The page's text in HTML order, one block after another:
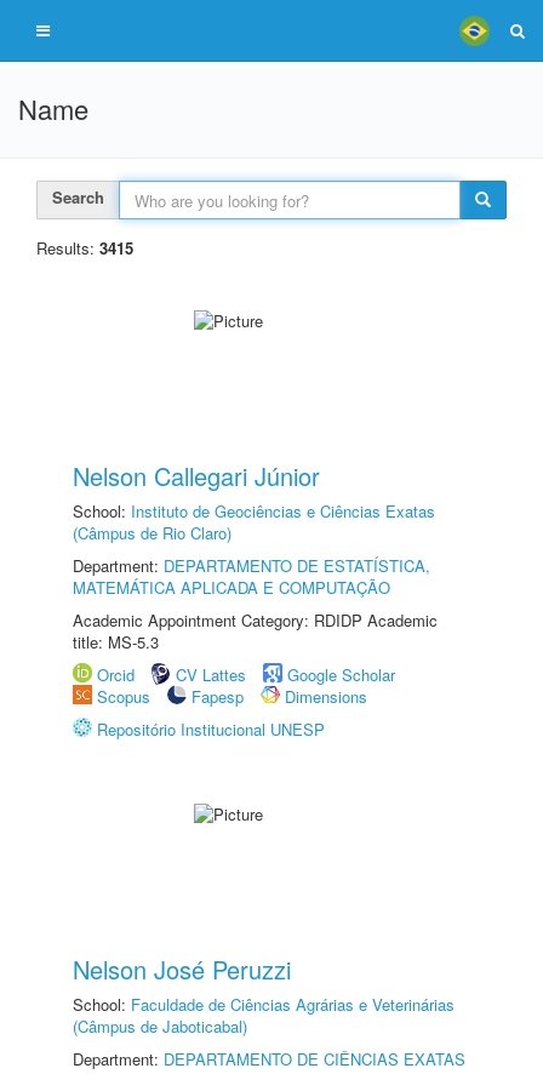
Name
Search
Results: 3415
Nelson Callegari Júnior
School: Instituto de Geociências e Ciências Exatas
(Câmpus de Rio Claro)
Department: DEPARTAMENTO DE ESTATÍSTICA,
MATEMÁTICA APLICADA E COMPUTAÇÃO
Academic Appointment Category: RDIDP Academic
title: MS-5.3
Orcid
CV Lattes
Google Scholar
Scopus
Fapesp
Dimensions
Repositório Institucional UNESP
Nelson José Peruzzi
School: Faculdade de Ciências Agrárias e Veterinárias
(Câmpus de Jaboticabal)
Department: DEPARTAMENTO DE CIÊNCIAS EXATAS